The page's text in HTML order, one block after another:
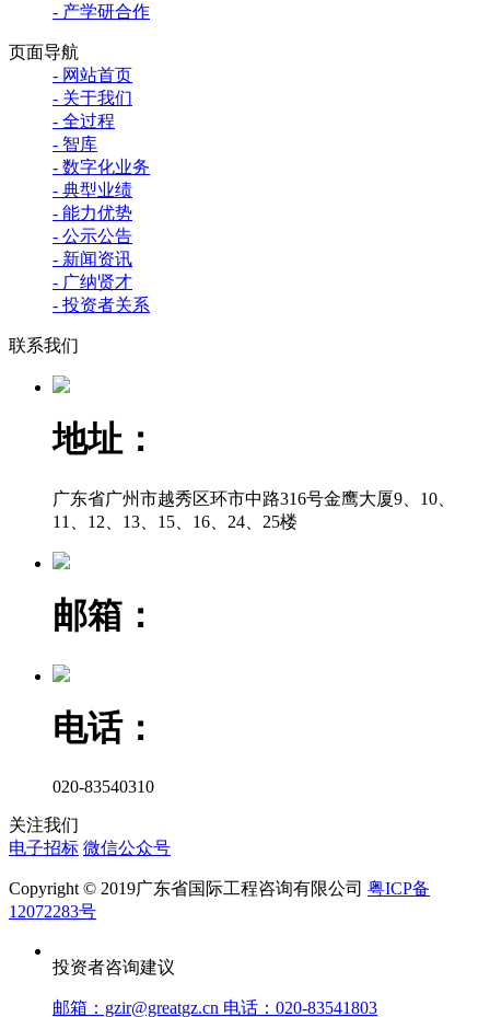
- 产学研合作
页面导航
- 网站首页
- 关于我们
- 全过程
- 智库
- 数字化业务
- 典型业绩
- 能力优势
- 公示公告
- 新闻资讯
- 广纳贤才
- 投资者关系
联系我们
地址：
广东省广州市越秀区环市中路316号金鹰大厦9、10、
11、12、13、15、16、24、25楼
邮箱：
电话：
020-83540310
关注我们
电子招标 微信公众号
Copyright © 2019广东省国际工程咨询有限公司 粤ICP备
12072283号
投资者咨询建议
邮箱：gzir@greatgz.cn 电话：020-83541803